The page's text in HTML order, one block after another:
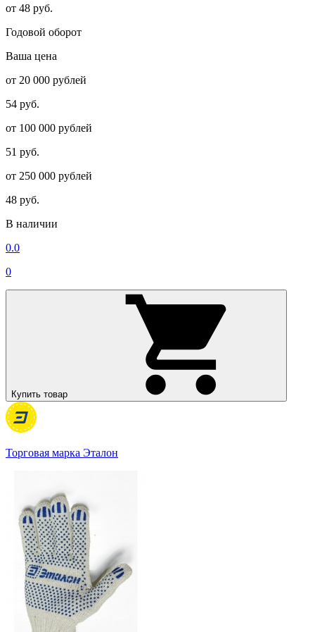
от 48 руб.
Годовой оборот
Ваша цена
от 20 000 рублей
54 руб.
от 100 000 рублей
51 руб.
от 250 000 рублей
48 руб.
В наличии
0.0
0
Купить товар
Торговая марка Эталон